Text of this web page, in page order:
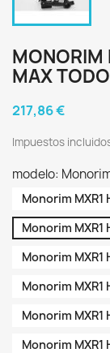
MONORIM
MAX
217,86 €
Impuestos
modelo:
Monorim MXR1
Monorim MXR1
Monorim MXR1
Monorim MXR1
Monorim MXR1
Monorim MXR1